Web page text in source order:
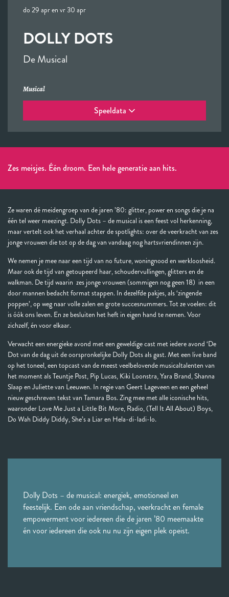
DOLLY DOTS
De Musical
do 29 apren vr 30 apr
Musical
Speeldata
Zes meisjes. Één droom. Een hele generatie aan hits.
Ze waren dé meidengroep van de jaren ’80: glitter, power en songs die je na
één tel weer meezingt. Dolly Dots – de musical is een feest vol herkenning,
maar vertelt ook het verhaal achter de spotlights: over de veerkracht van zes
jonge vrouwen die tot op de dag van vandaag nog hartsvriendinnen zijn.
We nemen je mee naar een tijd van no future, woningnood en werkloosheid.
Maar ook de tijd van getoupeerd haar, schoudervullingen, glitters en de
walkman. De tijd waarin zes jonge vrouwen (sommigen nog geen 18) in een
door mannen bedacht format stappen. In dezelfde pakjes, als ‘zingende
poppen’, op weg naar volle zalen en grote succesnummers. Tot ze voelen: dit
is óók ons leven. En ze besluiten het heft in eigen hand te nemen. Voor
zichzelf, én voor elkaar.
Verwacht een energieke avond met een geweldige cast met iedere avond ‘De
Dot van de dag uit de oorspronkelijke Dolly Dots als gast. Met een live band
op het toneel, een topcast van de meest veelbelovende musicaltalenten van
het moment als Teuntje Post, Pip Lucas, Kiki Loonstra, Yara Brand, Shanna
Slaap en Juliette van Leeuwen. In regie van Geert Lageveen en een geheel
nieuw geschreven tekst van Tamara Bos. Zing mee met alle iconische hits,
waaronder Love Me Just a Little Bit More, Radio, (Tell It All About) Boys,
Do Wah Diddy Diddy, She’s a Liar en Hela-di-ladi-lo.
Dolly Dots – de musical: energiek, emotioneel en
feestelijk. Een ode aan vriendschap, veerkracht en female
empowerment voor iedereen die de jaren ’80 meemaakte
én voor iedereen die ook nu nu zijn eigen plek opeist.